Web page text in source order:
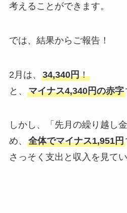
考えることができます。
では、結果からご報告！
2月は、 34,340円！
と、 マイナス4,340円の赤字
しかし、「先月の繰り越し
め、 全体でマイナス1,951円
さっそく支出と収入を見てい